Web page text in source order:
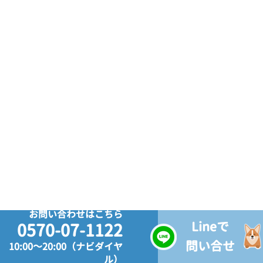
お問い合わせはこちら
0570-07-1122
10:00～20:00（ナビダイヤ
ル）
Lineで
問い合せ